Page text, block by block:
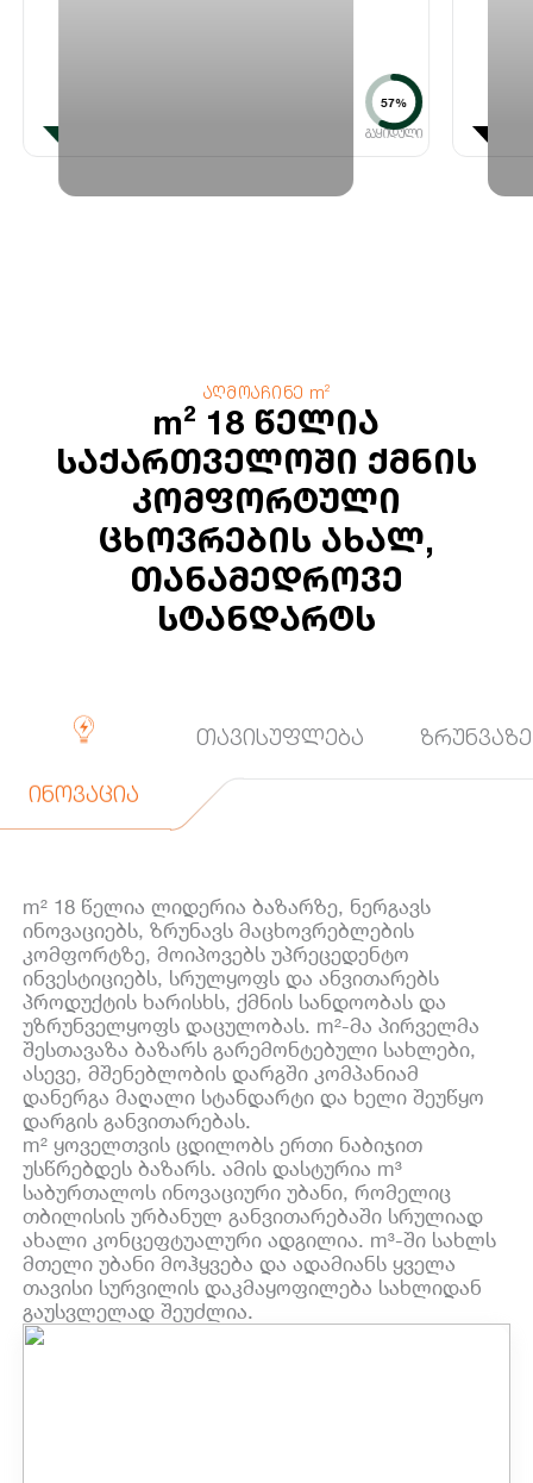
57%
ᲒᲐᲧᲘᲓᲣᲚᲘ
აღმოაჩინე m²
m² 18 წელია
საქართველოში ქმნის
კომფორტული
ცხოვრების ახალ,
თანამედროვე
სტანდარტს
ინოვაცია
თავისუფლება
m² 18 წელია ლიდერია ბაზარზე, ნერგავს
ინოვაციებს, ზრუნავს მაცხოვრებლების
კომფორტზე, მოიპოვებს უპრეცედენტო
ინვესტიციებს, სრულყოფს და ანვითარებს
პროდუქტის ხარისხს, ქმნის სანდოობას და
უზრუნველყოფს დაცულობას. m²-მა პირველმა
შესთავაზა ბაზარს გარემონტებული სახლები,
ასევე, მშენებლობის დარგში კომპანიამ
დანერგა მაღალი სტანდარტი და ხელი შეუწყო
დარგის განვითარებას.
m² ყოველთვის ცდილობს ერთი ნაბიჯით
უსწრებდეს ბაზარს. ამის დასტურია m³
საბურთალოს ინოვაციური უბანი, რომელიც
თბილისის ურბანულ განვითარებაში სრულიად
ახალი კონცეფტუალური ადგილია. m³-ში სახლს
მთელი უბანი მოჰყვება და ადამიანს ყველა
თავისი სურვილის დაკმაყოფილება სახლიდან
გაუსვლელად შეუძლია.